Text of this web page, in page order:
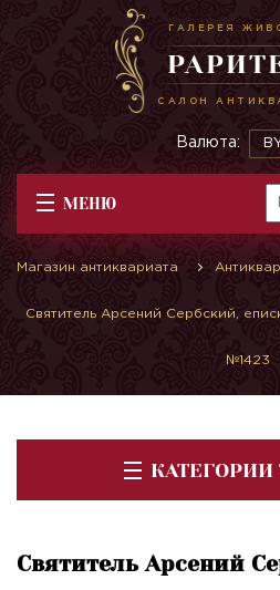
ГАЛЕРЕЯ
САЛОН
Валюта:
МЕНЮ
Магазин антиквариата
Святитель Арсений Сербский,
№1423
КАТЕГОРИИ
Святитель Арсений